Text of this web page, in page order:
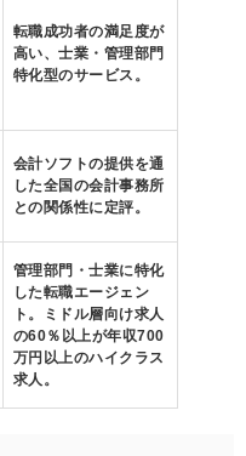
転職成功者の満足度が
高い、士業・管理部門
特化型のサービス。
会計ソフトの提供を通
した全国の会計事務所
との関係性に定評。
管理部門・士業に特化
した転職エージェン
ト。ミドル層向け求人
の60％以上が年収700
万円以上のハイクラス
求人。